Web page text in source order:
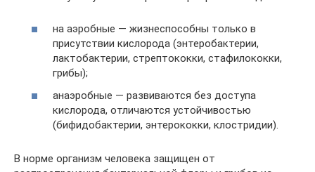
на аэробные — жизнеспособны только в
присутствии кислорода (энтеробактерии,
лактобактерии, стрептококки, стафилококки,
грибы);
анаэробные — развиваются без доступа
кислорода, отличаются устойчивостью
(бифидобактерии, энтерококки, клостридии).
В норме организм человека защищен от